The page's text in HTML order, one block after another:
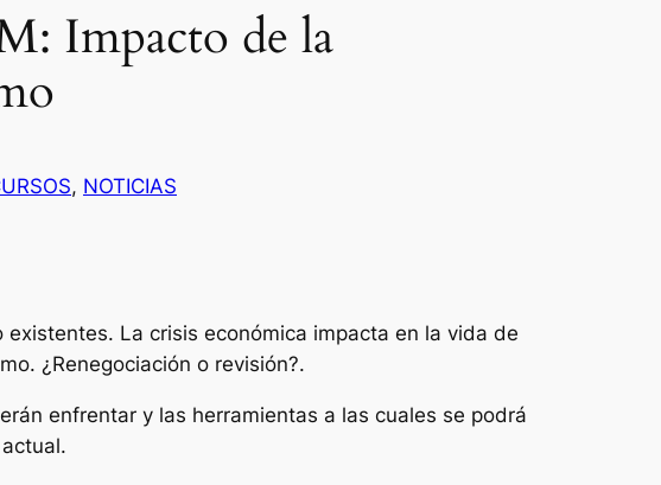
Impacto de la
, NOTICIAS
La crisis económica impacta en la vida de
¿Renegociación o revisión?.
enfrentar y las herramientas a las cuales se podrá